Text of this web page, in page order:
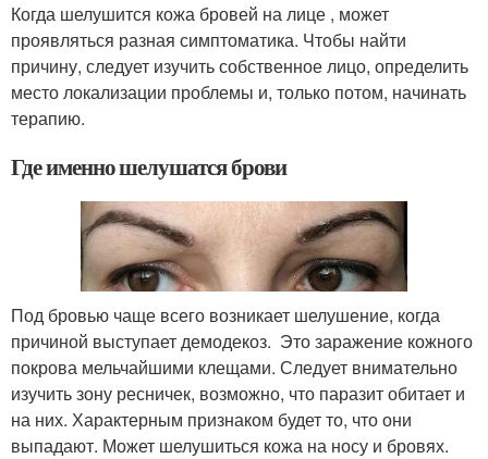
Когда шелушится кожа бровей на лице , может
проявляться разная симптоматика. Чтобы найти
причину, следует изучить собственное лицо, определить
место локализации проблемы и, только потом, начинать
терапию.
Где именно шелушатся брови
Под бровью чаще всего возникает шелушение, когда
причиной выступает демодекоз. Это заражение кожного
покрова мельчайшими клещами. Следует внимательно
изучить зону ресничек, возможно, что паразит обитает и
на них. Характерным признаком будет то, что они
выпадают. Может шелушиться кожа на носу и бровях.